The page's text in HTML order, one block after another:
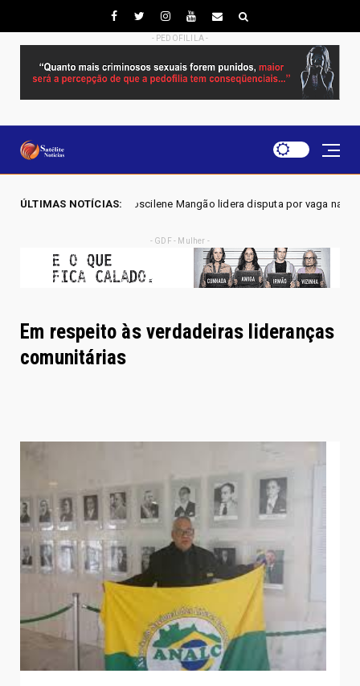
- PEDOFILILA -
ÚLTIMAS NOTÍCIAS:
- Joscilene Mangão lidera disputa por vaga na Alego em Novo Gama,
- GDF - Mulher -
Em respeito às verdadeiras lideranças
comunitárias